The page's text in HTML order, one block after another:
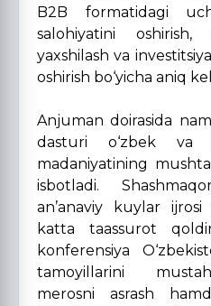
B2B formatidagi
salohiyatini oshirish,
yaxshilash va
oshirish bo‘yicha aniq
Anjuman doirasida
dasturi o‘zbek va
madaniyatining
isbotladi.
an’anaviy kuylar
katta taassurot
konferensiya
tamoyillarini
merosni asrash